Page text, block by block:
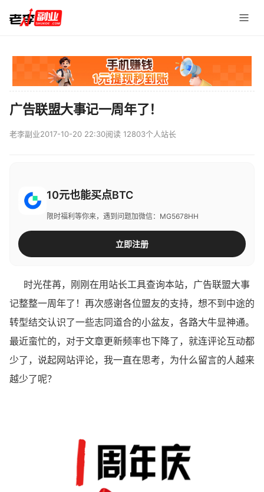
广告联盟大事记一周年了！
老李副业2017-10-20 22:30阅读 12803个人站长
10元也能买点BTC
限时福利等你来，遇到问题加微信：MG5678HH
立即注册
时光荏苒，刚刚在用站长工具查询本站，广告联盟大事
记整整一周年了！再次感谢各位盟友的支持，想不到中途的
转型结交认识了一些志同道合的小盆友，各路大牛显神通。
最近蛮忙的，对于文章更新频率也下降了，就连评论互动都
少了，说起网站评论，我一直在思考，为什么留言的人越来
越少了呢？